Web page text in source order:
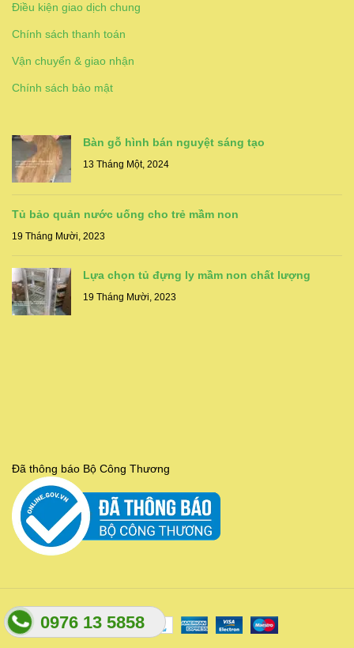
0976 13 5858
Điều kiện giao dịch chung
Chính sách thanh toán
Vận chuyển & giao nhận
Chính sách bảo mật
Bàn gỗ hình bán nguyệt sáng tạo
13 Tháng Một, 2024
Tủ bảo quản nước uống cho trẻ mầm non
19 Tháng Mười, 2023
Lựa chọn tủ đựng ly mầm non chất lượng
19 Tháng Mười, 2023
Đã thông báo Bộ Công Thương